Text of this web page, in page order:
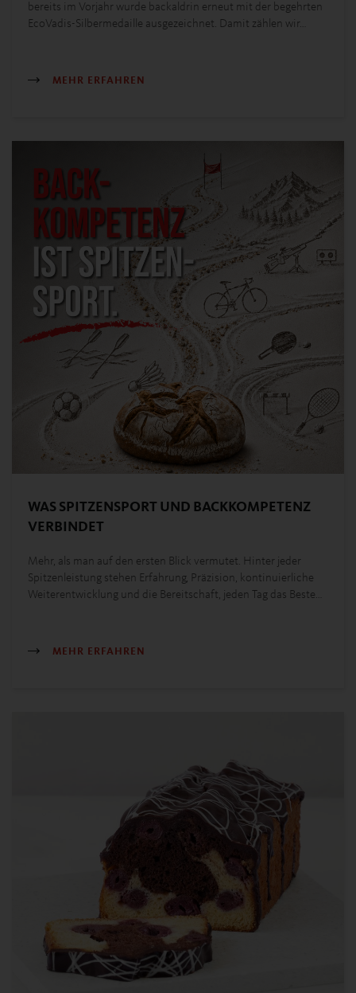
bereits im Vorjahr wurde backaldrin erneut mit der begehrten
EcoVadis-Silbermedaille ausgezeichnet. Damit zählen wir…
MEHR ERFAHREN
WAS SPITZENSPORT UND BACKKOMPETENZ
VERBINDET
Mehr, als man auf den ersten Blick vermutet. Hinter jeder
Spitzenleistung stehen Erfahrung, Präzision, kontinuierliche
Weiterentwicklung und die Bereitschaft, jeden Tag das Beste…
MEHR ERFAHREN